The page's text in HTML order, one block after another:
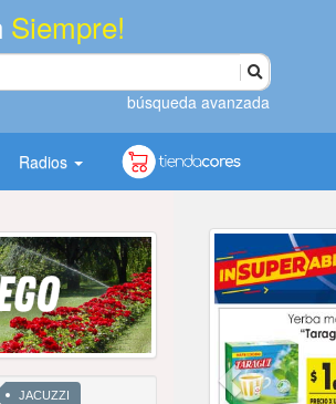
Siempre!
búsqueda avanzada
Radios
JACUZZI